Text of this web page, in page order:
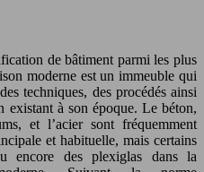
de bâtiment parmi les plus
moderne est un immeuble qui
techniques, des procédés ainsi
existant à son époque. Le béton,
et l’acier sont fréquemment
et habituelle, mais certains
encore des plexiglas dans la